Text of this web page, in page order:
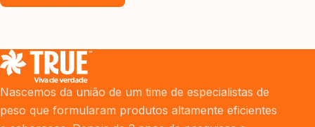
Nascemos da união de um time de especialistas de
peso que formularam produtos altamente eficientes